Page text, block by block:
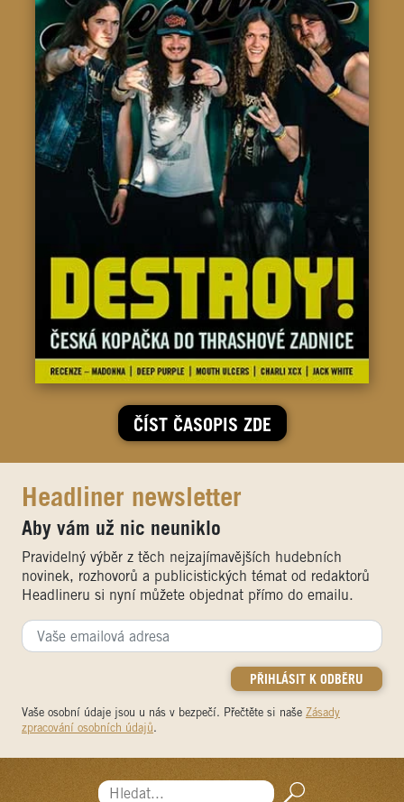
ČÍST ČASOPIS ZDE
Headliner newsletter
Aby vám už nic neuniklo
Pravidelný výběr z těch nejzajímavějších hudebních
novinek, rozhovorů a publicistických témat od redaktorů
Headlineru si nyní můžete objednat přímo do emailu.
Vaše osobní údaje jsou u nás v bezpečí. Přečtěte si naše Zásady
zpracování osobních údajů.